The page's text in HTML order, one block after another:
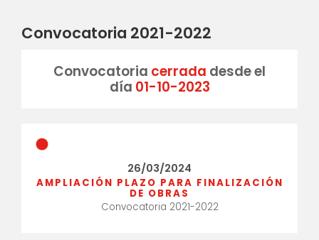
Convocatoria 2021-2022
Convocatoria cerrada desde el
día 01-10-2023
26/03/2024
AMPLIACIÓN PLAZO PARA FINALIZACIÓN
DE OBRAS
Convocatoria 2021-2022